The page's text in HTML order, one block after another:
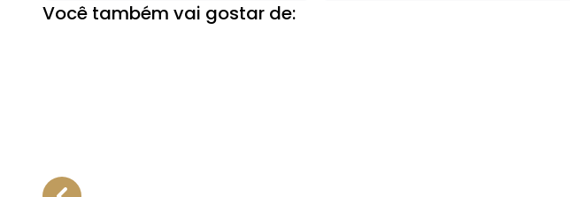
Você também vai gostar de: